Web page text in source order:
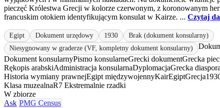
pieczęć Królestwa Grecji w kolorze czerwonym, z koronowanym
francuskim otokiem identyfikującym konsulat w Kairze. ... Czytaj
Egipt Dokument urzędowy 1930
Brak (dokument konsularny)
Niesygnowany w graderze (VF, kompletny dokument konsularny)
Dokument konsularnyPismo konsularneGrecki dokumentGrecka
Rękopis arabskiAdministracja konsularnaDyplomacjaGrecka
Historia wymiany prawnejEgipt międzywojennyKairEgiptGrecja
Klasa muzealnaR7 Ekstremalnie rzadki
W zbiorze
Ask PMG Census